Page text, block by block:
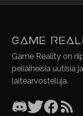
Game Reality on
peliaiheisia uutisia
laitearvosteluja.